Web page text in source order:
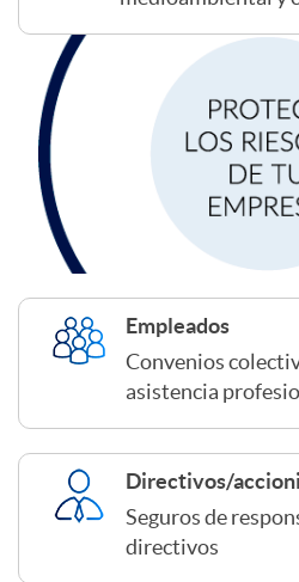
s
a
s
e
u
o
Empleados
Convenios
asistencia
Directivos/
Seguros de
directivos